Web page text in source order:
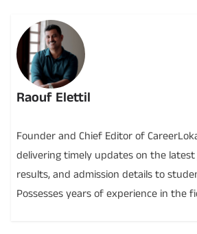
Raouf Elettil
Founder and Chief Editor of
delivering timely updates on the
results, and admission details to
Possesses years of experience in the